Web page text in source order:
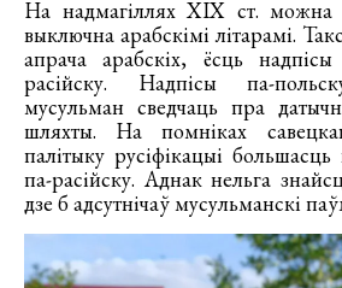
На надмагіллях XIX ст. можна
выключна арабскімі літарамі.
апрача арабскіх, ёсць
расійску. Надпісы па-
мусульман сведчаць пра
шляхты. На помніках
палітыку русіфікацыі
па-расійску. Аднак нельга
дзе б адсутнічаў мусульманскі